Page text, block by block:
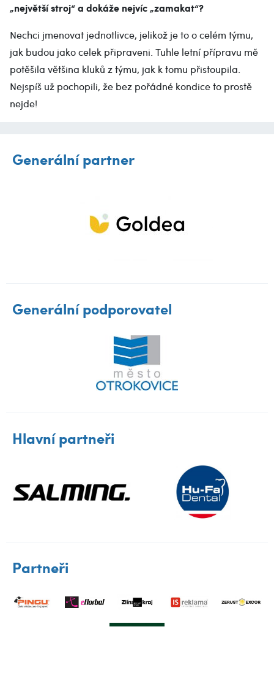
„největší stroj“ a dokáže nejvíc „zamakat“?
Nechci jmenovat jednotlivce, jelikož je to o celém týmu,
jak budou jako celek připraveni. Tuhle letní přípravu mě
potěšila většina kluků z týmu, jak k tomu přistoupila.
Nejspíš už pochopili, že bez pořádné kondice to prostě
nejde!
Generální partner
Generální podporovatel
Hlavní partneři
Partneři